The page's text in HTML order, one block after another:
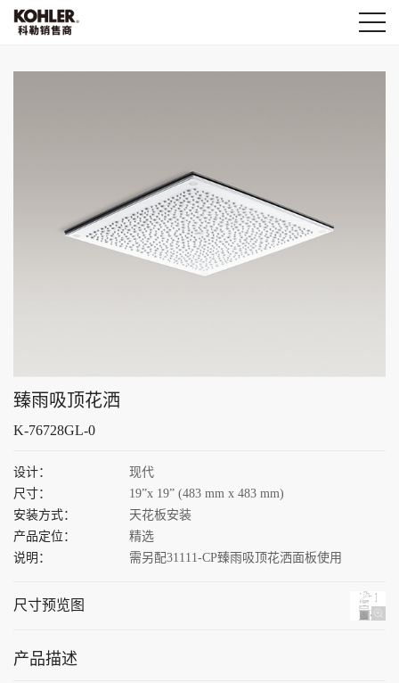
臻雨吸顶花洒
K-76728GL-0
设计：
尺寸：
安装方式：
产品定位：
说明：
现代
19”x 19” (483 mm x 483 mm)
天花板安装
精选
需另配31111-CP臻雨吸顶花洒面板使用
尺寸预览图
产品描述